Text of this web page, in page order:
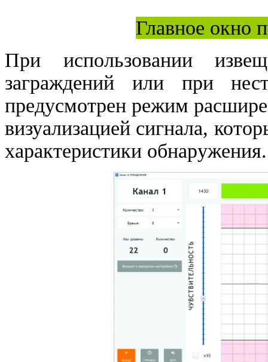
Главное окно
При использовании
заграждений или при
предусмотрен режим
визуализацией сигнала,
характеристики обнаружения.